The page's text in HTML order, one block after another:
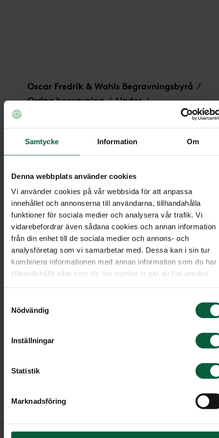
Samtycke Information Om
Denna webbplats använder cookies
Vi använder cookies på vår webbsida för att anpassa
innehållet och annonserna till användarna, tillhandahålla
funktioner för sociala medier och analysera vår trafik. Vi
vidarebefordrar även sådana cookies och annan information
från din enhet till de sociala medier och annons- och
analysföretag som vi samarbetar med. Dessa kan i sin tur
kombinera informationen med annan information som du har
tillhandahållit eller som de har samlat in när du har använt
Nödvändig
Inställningar
Statistik
Marknadsföring
Oscar Fredrik & Wahls Begravningsbyrå /
Ordna begravning / Under /
Dekoration - Växande solljus
Dekoration - Växande solljus
En växande stor blomsterdekoration med rosor